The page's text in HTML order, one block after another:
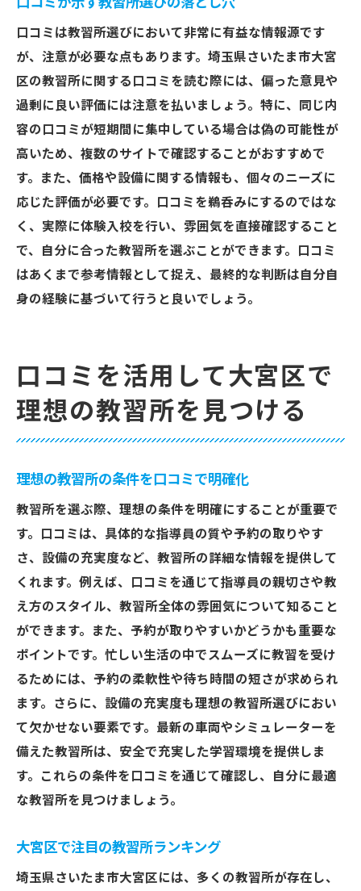
口コミは教習所選びにおいて非常に有益な情報源です
が、注意が必要な点もあります。埼玉県さいたま市大宮
区の教習所に関する口コミを読む際には、偏った意見や
過剰に良い評価には注意を払いましょう。特に、同じ内
容の口コミが短期間に集中している場合は偽の可能性が
高いため、複数のサイトで確認することがおすすめで
す。また、価格や設備に関する情報も、個々のニーズに
応じた評価が必要です。口コミを鵜呑みにするのではな
く、実際に体験入校を行い、雰囲気を直接確認すること
で、自分に合った教習所を選ぶことができます。口コミ
はあくまで参考情報として捉え、最終的な判断は自分自
身の経験に基づいて行うと良いでしょう。
口コミを活用して大宮区で
理想の教習所を見つける
理想の教習所の条件を口コミで明確化
教習所を選ぶ際、理想の条件を明確にすることが重要で
す。口コミは、具体的な指導員の質や予約の取りやす
さ、設備の充実度など、教習所の詳細な情報を提供して
くれます。例えば、口コミを通じて指導員の親切さや教
え方のスタイル、教習所全体の雰囲気について知ること
ができます。また、予約が取りやすいかどうかも重要な
ポイントです。忙しい生活の中でスムーズに教習を受け
るためには、予約の柔軟性や待ち時間の短さが求められ
ます。さらに、設備の充実度も理想の教習所選びにおい
て欠かせない要素です。最新の車両やシミュレーターを
備えた教習所は、安全で充実した学習環境を提供しま
す。これらの条件を口コミを通じて確認し、自分に最適
な教習所を見つけましょう。
大宮区で注目の教習所ランキング
埼玉県さいたま市大宮区には、多くの教習所が存在し、